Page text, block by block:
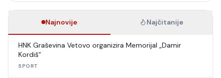
Najnovije Najčitanije
HNK Graševina Vetovo organizira Memorijal „Damir
Kordiš“
SPORT